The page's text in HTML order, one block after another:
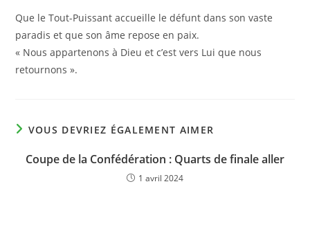
Que le Tout-Puissant accueille le défunt dans son vaste
paradis et que son âme repose en paix.
« Nous appartenons à Dieu et c’est vers Lui que nous
retournons ».
VOUS DEVRIEZ ÉGALEMENT AIMER
Coupe de la Confédération : Quarts de finale aller
1 avril 2024